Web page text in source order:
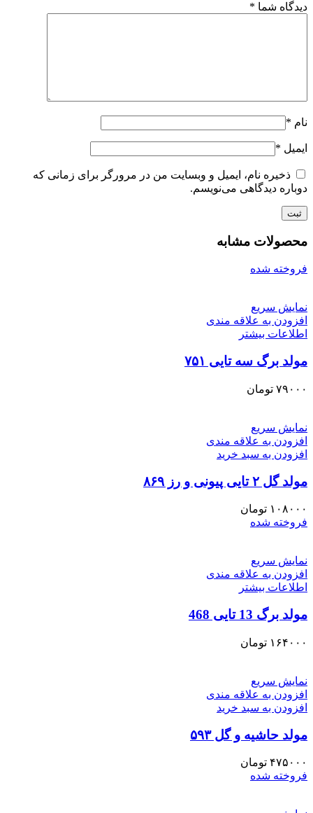
دیدگاه شما *
نام *
ایمیل *
ذخیره نام، ایمیل و وبسایت من در مرورگر برای زمانی که
دوباره دیدگاهی می‌نویسم.
محصولات مشابه
فروخته شده
نمایش سریع
افزودن به علاقه مندی
اطلاعات بیشتر
مولد برگ سه تایی ۷۵۱
۷۹۰۰۰ تومان
نمایش سریع
افزودن به علاقه مندی
افزودن به سبد خرید
مولد گل ۲ تایی پیونی و رز ۸۶۹
۱۰۸۰۰۰ تومان
فروخته شده
نمایش سریع
افزودن به علاقه مندی
اطلاعات بیشتر
مولد برگ 13 تایی 468
۱۶۴۰۰۰ تومان
نمایش سریع
افزودن به علاقه مندی
افزودن به سبد خرید
مولد حاشیه و گل ۵۹۳
۴۷۵۰۰۰ تومان
فروخته شده